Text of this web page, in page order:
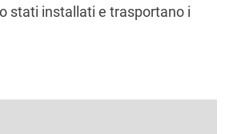
stati installati e trasportano i